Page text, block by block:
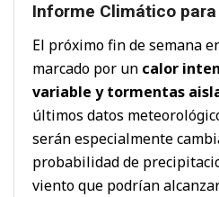
Informe Climático
El próximo fin de semana
marcado por un calor
variable y tormentas
últimos datos
serán especialmente
probabilidad de
viento que podrían